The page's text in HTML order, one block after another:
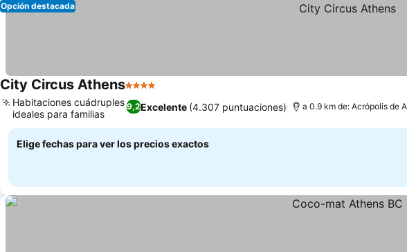
Opción destacada
City Circus Athens4 Estrellas
9,2Excelente (4.307 puntuaciones)
Habitaciones cuádruples
ideales para familias
a 0.9 km de: Acrópolis de
Elige fechas para ver los precios exactos